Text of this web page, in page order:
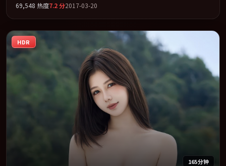
疑」类型为骨架，在叙事、表演与视听上力求统一。定于 2017-07-
19 在内地院线及主流平台同步亮相，2017 年度话题片中口碑稳健，
适合喜欢强情节与人物弧光的观众完整观看。
69,548 热度7.2分2017-03-20
HDR
165分钟